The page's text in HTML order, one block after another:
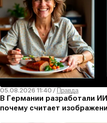
05.08.2026 11:40 / Правда
В Германии разработали
почему считает